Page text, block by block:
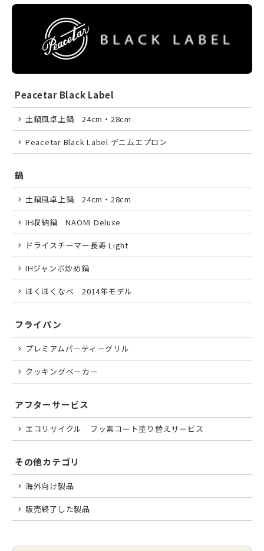
Peacetar Black Label
土鍋風卓上鍋 24cm・28cm
Peacetar Black Label デニムエプロン
鍋
土鍋風卓上鍋 24cm・28cm
IH収納鍋 NAOMI Deluxe
ドライスチーマー長寿 Light
IHジャンボ炒め鍋
ほくほくなべ 2014年モデル
フライパン
プレミアムパーティーグリル
クッキングベーカー
アフターサービス
エコリサイクル フッ素コート塗り替えサービス
その他カテゴリ
海外向け製品
販売終了した製品